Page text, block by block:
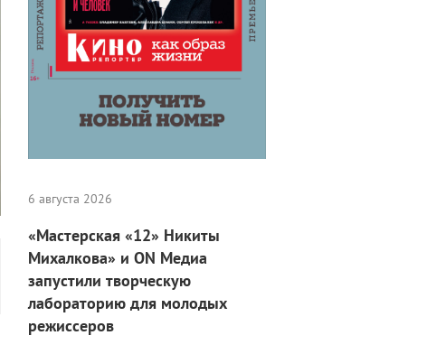
6 августа 2026
«Мастерская «12» Никиты
Михалкова» и ON Медиа
запустили творческую
лабораторию для молодых
режиссеров